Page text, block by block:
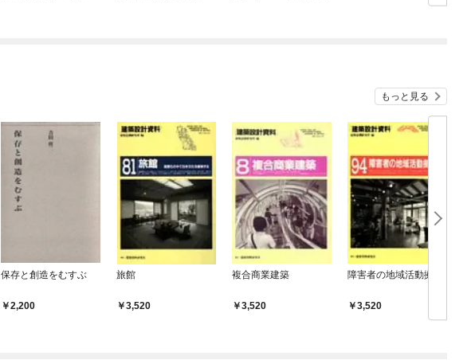
もっと見る
保存と創造をむすぶ
2,200
旅館
3,520
複合商業建築
3,520
障害者の地域活動拠点
3,520